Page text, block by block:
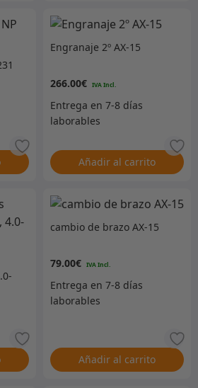
Engranaje 2º AX-15
266.00€
Añadir al carrito
cambio de brazo AX-15
79.00€
Añadir al carrito